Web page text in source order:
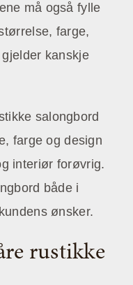
må også fylle
farge,
kanskje
salongbord
farge og design
interiør forøvrig.
både i
ønsker.
rustikke